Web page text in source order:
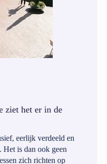
ziet het er in de
eerlijk verdeeld en
is dan ook geen
zich richten op